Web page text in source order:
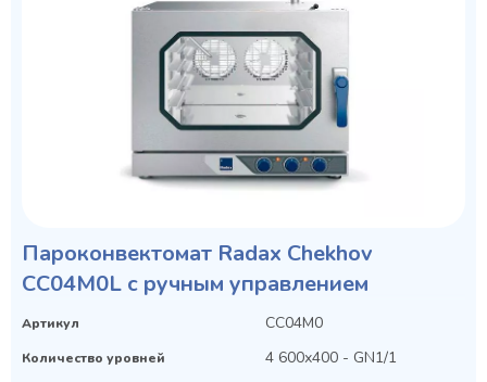
Пароконвектомат Radax Chekhov
CC04M0L с ручным управлением
Артикул CC04M0
Количество уровней 4 600х400 - GN1/1